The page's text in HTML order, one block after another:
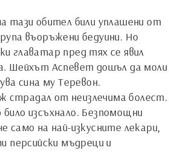
тази обител били уплашени от
въоръжени бедуини. Но
главатар пред тях се явил
Шейхът Аспевет дошъл да моли
сина му Теревон.
от неизлечима болест.
изсъхнало. Безпомощни
само на най-изкусните лекари,
персийски мъдреци и